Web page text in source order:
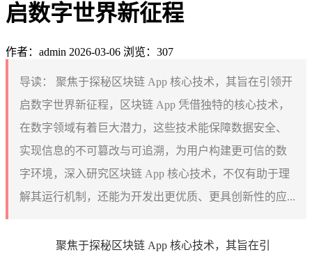
启数字世界新征程
作者：admin 2026-03-06 浏览：307
导读：
聚焦于探秘区块链 App 核心技术，其旨在引领开
启数字世界新征程，区块链 App 凭借独特的核心技术，
在数字领域有着巨大潜力，这些技术能保障数据安全、
实现信息的不可篡改与可追溯，为用户构建更可信的数
字环境，深入研究区块链 App 核心技术，不仅有助于理
解其运行机制，还能为开发出更优质、更具创新性的应...
聚焦于探秘区块链 App 核心技术，其旨在引